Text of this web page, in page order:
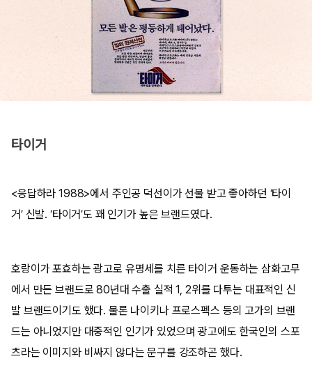
타이거
<응답하라 1988>에서 주인공 덕선이가 선물 받고 좋아하던 ‘타이
거’ 신발. ‘타이거’도 꽤 인기가 높은 브랜드였다.
호랑이가 포효하는 광고로 유명세를 치른 타이거 운동하는 삼화고무
에서 만든 브랜드로 80년대 수출 실적 1, 2위를 다투는 대표적인 신
발 브랜드이기도 했다. 물론 나이키나 프로스펙스 등의 고가의 브랜
드는 아니었지만 대중적인 인기가 있었으며 광고에도 한국인의 스포
츠라는 이미지와 비싸지 않다는 문구를 강조하곤 했다.